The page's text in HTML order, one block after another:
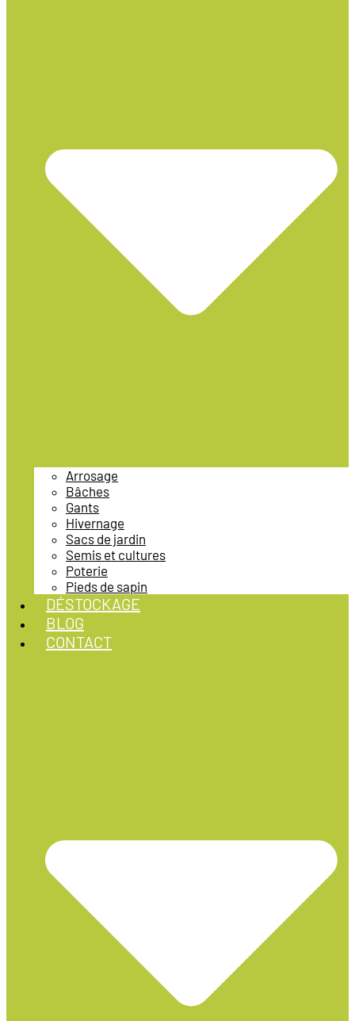
Arrosage
Bâches
Gants
Hivernage
Sacs de jardin
Semis et cultures
Poterie
Pieds de sapin
DÉSTOCKAGE
BLOG
CONTACT